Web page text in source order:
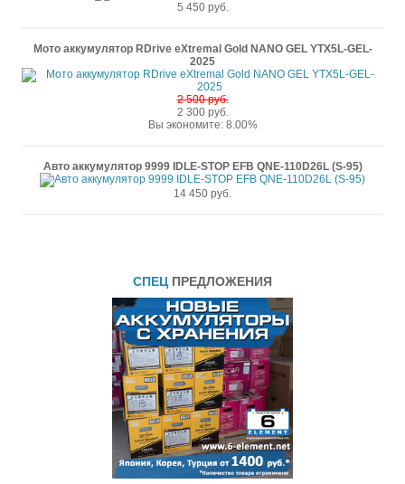
СПЕЦ ПРЕДЛОЖЕНИЯ
5 450 руб.
Мото аккумулятор RDrive eXtremal Gold NANO GEL YTX5L-GEL-
2025
2 500 руб.
2 300 руб.
Вы экономите: 8.00%
Авто аккумулятор 9999 IDLE-STOP EFB QNE-110D26L (S-95)
14 450 руб.